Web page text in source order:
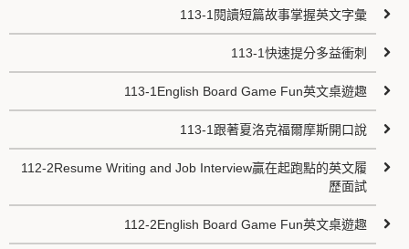
113-1閱讀短篇故事掌握英文字彙
113-1快速提分多益衝刺
113-1English Board Game Fun英文桌遊趣
113-1跟著夏洛克福爾摩斯開口說
112-2Resume Writing and Job Interview贏在起跑點的英文履
歷面試
112-2English Board Game Fun英文桌遊趣